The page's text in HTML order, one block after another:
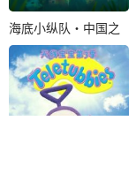
海底小纵队・中国之旅2
苏雨山
曹凯
方宇
《海底小纵队第二
季》围绕中国自然
海底小纵队・中国之
旅2